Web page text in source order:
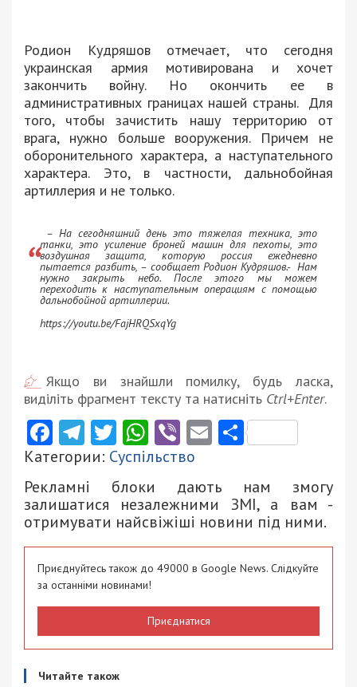
Родион Кудряшов отмечает, что сегодня
украинская армия мотивирована и хочет
закончить войну. Но окончить ее в
административных границах нашей страны. Для
того, чтобы зачистить нашу территорию от
врага, нужно больше вооружения. Причем не
оборонительного характера, а наступательного
характера. Это, в частности, дальнобойная
артиллерия и не только.
– На сегодняшний день это тяжелая техника, это
танки, это усиление броней машин для пехоты, это
воздушная защита, которую россия ежедневно
пытается разбить, – сообщает Родион Кудряшов.- Нам
нужно закрыть небо. После этого мы можем
переходить к наступательным операциям с помощью
дальнобойной артиллерии.
https://youtu.be/FajHRQSxqYg
Якщо ви знайшли помилку, будь ласка,
виділіть фрагмент тексту та натисніть Ctrl+Enter.
Facebook
Telegram
Twitter
WhatsApp
ViberEmail
Категории: Суспільство
Рекламні блоки дають нам змогу
залишатися незалежними ЗМІ, а вам -
отримувати найсвіжіші новини під ними.
Приєднуйтесь також до 49000 в Google News. Слідкуйте
за останніми новинами!
Приєднатися
Читайте також